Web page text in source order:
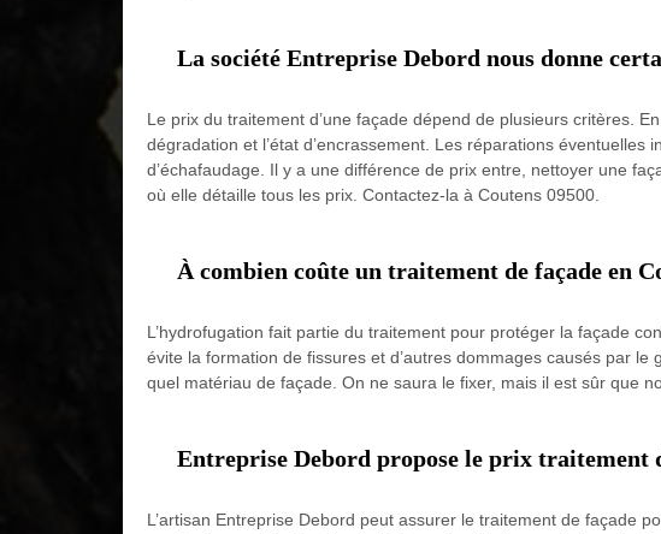
La société Entreprise Debord nous donne
Le prix du traitement d’une façade dépend de plusieurs critères.
dégradation et l’état d’encrassement. Les réparations
d’échafaudage. Il y a une différence de prix entre, nettoyer une
où elle détaille tous les prix. Contactez-la à Coutens 09500.
À combien coûte un traitement de façade en
L’hydrofugation fait partie du traitement pour protéger la façade
évite la formation de fissures et d’autres dommages causés par
quel matériau de façade. On ne saura le fixer, mais il est sûr que
Entreprise Debord propose le prix traitement
L’artisan Entreprise Debord peut assurer le traitement de façade